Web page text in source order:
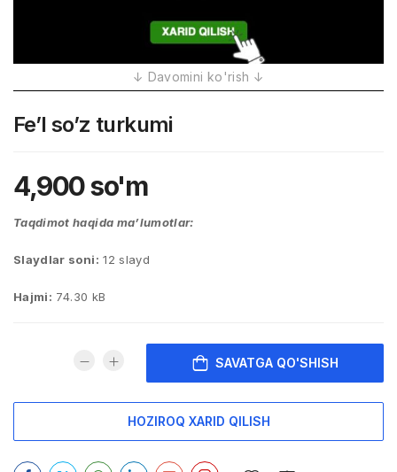
Fe’l so’z turkumi
4,900so'm
Taqdimot haqida ma’lumotlar:
Slaydlar soni: 12 slayd
Hajmi: 74.30 kB
SAVATGA QO'SHISH
HOZIROQ XARID QILISH